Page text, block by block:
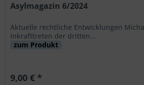
Asylmagazin 6/2024
Aktuelle rechtliche Entwicklungen
Inkrafttreten der dritten...
zum Produkt
9,00 € *